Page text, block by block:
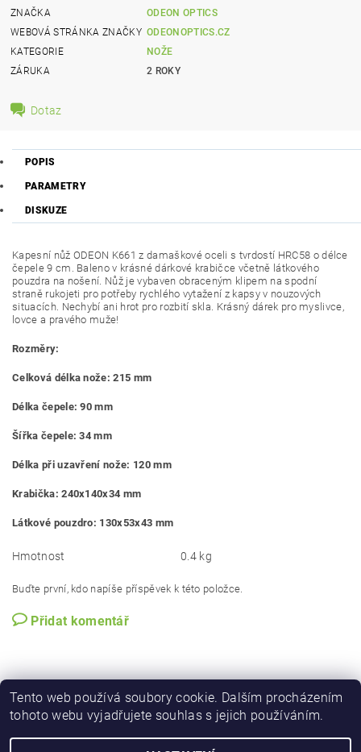
ZNAČKA
ODEON OPTICS
WEBOVÁ STRÁNKA ZNAČKY ODEONOPTICS.CZ
KATEGORIE
NOŽE
ZÁRUKA
2 ROKY
Dotaz
POPIS
PARAMETRY
DISKUZE
Kapesní nůž ODEON K661 z damaškové oceli s tvrdostí HRC58 o délce
čepele 9 cm. Baleno v krásné dárkové krabičce včetně látkového
pouzdra na nošení. Nůž je vybaven obraceným klipem na spodní
straně rukojeti pro potřeby rychlého vytažení z kapsy v nouzových
situacích. Nechybí ani hrot pro rozbití skla. Krásný dárek pro myslivce,
lovce a pravého muže!
Rozměry:
Celková délka nože: 215 mm
Délka čepele: 90 mm
Šířka čepele: 34 mm
Délka při uzavření nože: 120 mm
Krabička: 240x140x34 mm
Látkové pouzdro: 130x53x43 mm
Hmotnost 0.4 kg
Buďte první, kdo napíše příspěvek k této položce.
Přidat komentář
Tento web používá soubory cookie. Dalším procházením
tohoto webu vyjadřujete souhlas s jejich používáním.